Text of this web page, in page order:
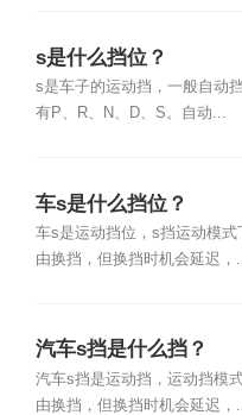
s是什么挡位？
s是车子的运动挡，一般自动
有P、R、N、D、S。自动...
车s是什么挡位？
车s是运动挡位，s挡运动模式
由换挡，但换挡时机会延迟，
汽车s挡是什么挡？
汽车s挡是运动挡，运动挡模
由换挡，但换挡时机会延迟，...